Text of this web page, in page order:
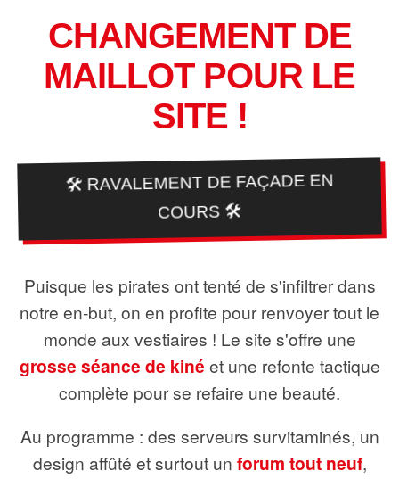
CHANGEMENT DE
MAILLOT POUR LE
SITE !
🛠️ RAVALEMENT DE FAÇADE EN
COURS 🛠️
Puisque les pirates ont tenté de s'infiltrer dans
notre en-but, on en profite pour renvoyer tout le
monde aux vestiaires ! Le site s'offre une
grosse séance de kiné et une refonte tactique
complète pour se refaire une beauté.
Au programme : des serveurs survitaminés, un
design affûté et surtout un forum tout neuf,